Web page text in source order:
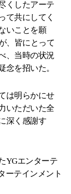
くしたアーテ
て共にしてく
いことを願
、皆にとって
、当時の状況
念を招いた。
は明らかにせ
いただいた全
深く感謝す
YGエンターテ
ーテインメント